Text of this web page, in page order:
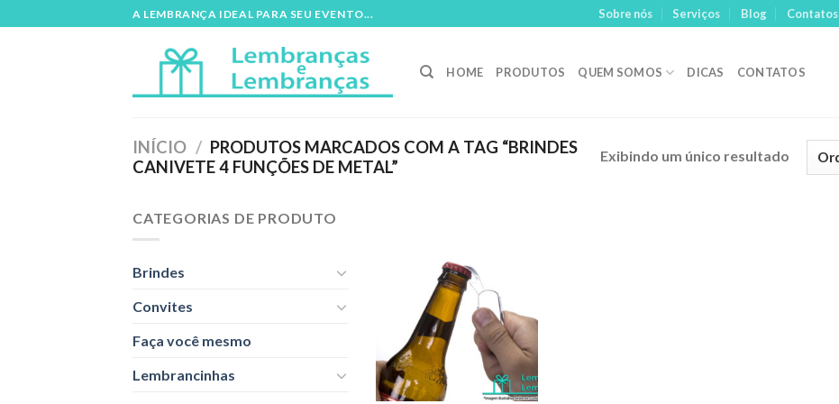
to
A LEMBRANÇA IDEAL PARA SEU EVENTO... Sobre nós Serviços Blog Contatos
HOME PRODUTOS QUEM SOMOS DICAS CONTATOS
INÍCIO / PRODUTOS MARCADOS COM A TAG “BRINDES
CANIVETE 4 FUNÇÕES DE METAL”
Exibindo um único resultado
CATEGORIAS DE PRODUTO
Brindes
Convites
Faça você mesmo
Lembrancinhas